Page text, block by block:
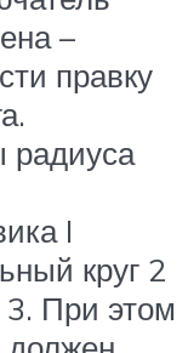
–
правку
радиуса
I
круг 2
3. При этом